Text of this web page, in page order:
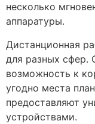
несколько
аппаратуры.
Дистанционная
для разных сфер.
возможность к
угодно места
предоставляют
устройствами.